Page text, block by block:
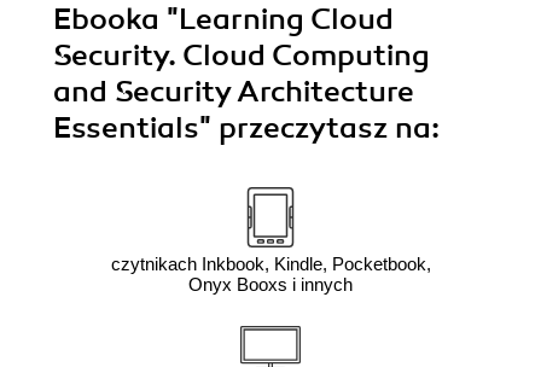
Ebooka "Learning Cloud
Security. Cloud Computing
and Security Architecture
Essentials" przeczytasz na:
czytnikach Inkbook, Kindle, Pocketbook,
Onyx Booxs i innych